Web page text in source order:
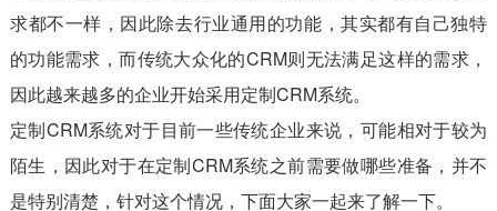
求都不一样，因此除去行业通用的功能，其实都有自己独特
的功能需求，而传统大众化的CRM则无法满足这样的需求，
因此越来越多的企业开始采用定制CRM系统。
定制CRM系统对于目前一些传统企业来说，可能相对于较为
陌生，因此对于在定制CRM系统之前需要做哪些准备，并不
是特别清楚，针对这个情况，下面大家一起来了解一下。